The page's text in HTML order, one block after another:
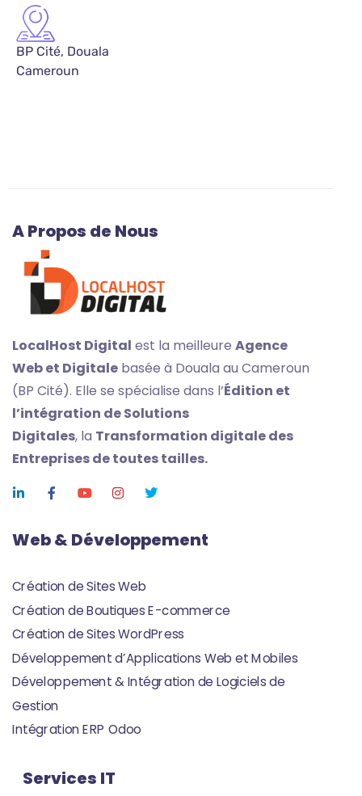
BP Cité, Douala
Cameroun
A Propos de Nous
LocalHost Digital est la meilleure Agence
Web et Digitale basée à Douala au Cameroun
(BP Cité). Elle se spécialise dans l’Édition et
l’intégration de Solutions
Digitales, la Transformation digitale des
Entreprises de toutes tailles.
Web & Développement
Création de Sites Web
Création de Boutiques E-commerce
Création de Sites WordPress
Développement d’Applications Web et Mobiles
Développement & Intégration de Logiciels de
Gestion
Intégration ERP Odoo
Services IT